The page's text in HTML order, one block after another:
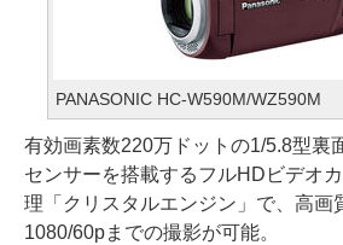
PANASONIC HC-W590M/WZ590M
有効画素数220万ドットの1/5.8型裏
センサーを搭載するフルHDビデオ
理「クリスタルエンジン」で、高画
1080/60pまでの撮影が可能。